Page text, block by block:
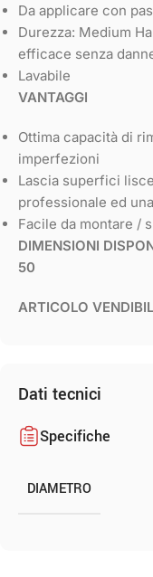
Da applicare con
Durezza: Medium
efficace senza
Lavabile
VANTAGGI
Ottima capacità di
imperfezioni
Lascia superfici
professionale ed
Facile da montare /
DIMENSIONI
50
ARTICOLO
Dati tecnici
Specifiche
DIAMETRO